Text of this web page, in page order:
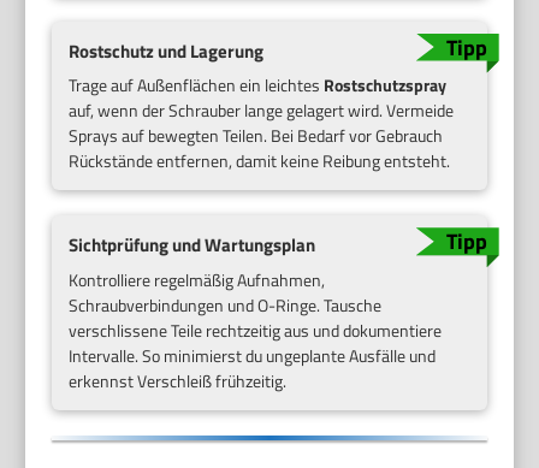
Rostschutz und Lagerung
Trage auf Außenflächen ein leichtes Rostschutzspray
auf, wenn der Schrauber lange gelagert wird. Vermeide
Sprays auf bewegten Teilen. Bei Bedarf vor Gebrauch
Rückstände entfernen, damit keine Reibung entsteht.
Sichtprüfung und Wartungsplan
Kontrolliere regelmäßig Aufnahmen,
Schraubverbindungen und O-Ringe. Tausche
verschlissene Teile rechtzeitig aus und dokumentiere
Intervalle. So minimierst du ungeplante Ausfälle und
erkennst Verschleiß frühzeitig.